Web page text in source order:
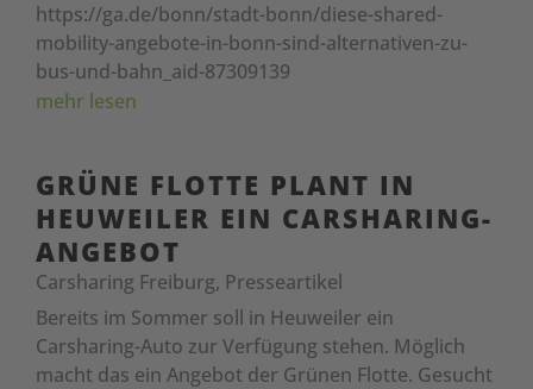
https://ga.de/bonn/stadt-bonn/diese-shared-
mobility-angebote-in-bonn-sind-alternativen-zu-
bus-und-bahn_aid-87309139
mehr lesen
GRÜNE FLOTTE PLANT IN
HEUWEILER EIN CARSHARING-
ANGEBOT
Carsharing Freiburg, Presseartikel
Bereits im Sommer soll in Heuweiler ein
Carsharing-Auto zur Verfügung stehen. Möglich
macht das ein Angebot der Grünen Flotte. Gesucht